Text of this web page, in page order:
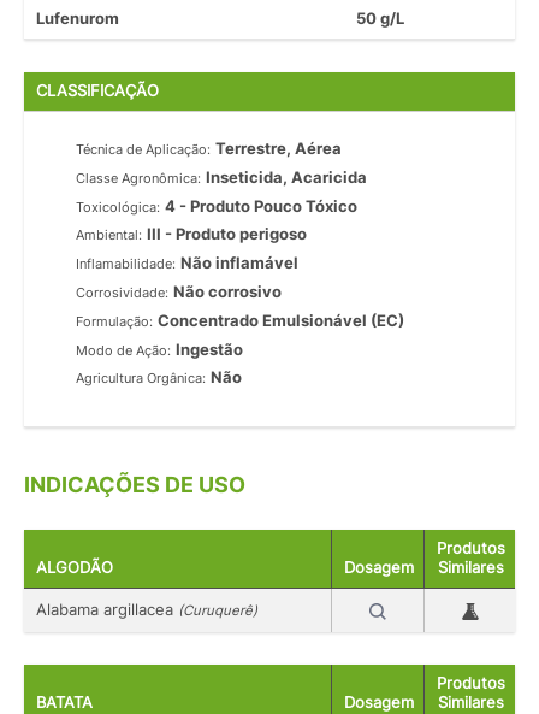
Lufenurom 50 g/L
CLASSIFICAÇÃO
Técnica de Aplicação: Terrestre, Aérea
Classe Agronômica: Inseticida, Acaricida
Toxicológica: 4 - Produto Pouco Tóxico
Ambiental: III - Produto perigoso
Inflamabilidade: Não inflamável
Corrosividade: Não corrosivo
Formulação: Concentrado Emulsionável (EC)
Modo de Ação: Ingestão
Agricultura Orgânica: Não
INDICAÇÕES DE USO
ALGODÃO Dosagem
Produtos
Similares
Alabama argillacea (Curuquerê)
BATATA Dosagem
Produtos
Similares